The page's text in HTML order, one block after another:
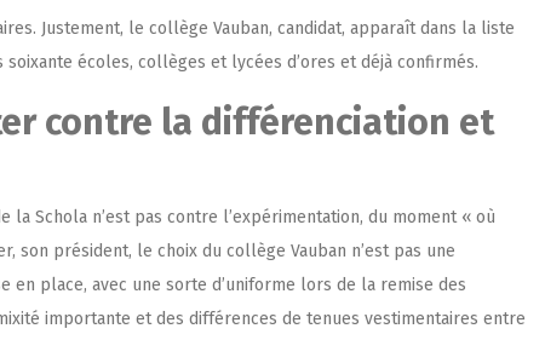
Justement, le collège Vauban, candidat, apparaît dans la liste
écoles, collèges et lycées d’ores et déjà confirmés.
contre la différenciation et
la Schola n’est pas contre l’expérimentation, du moment « où
son président, le choix du collège Vauban n’est pas une
place, avec une sorte d’uniforme lors de la remise des
importante et des différences de tenues vestimentaires entre